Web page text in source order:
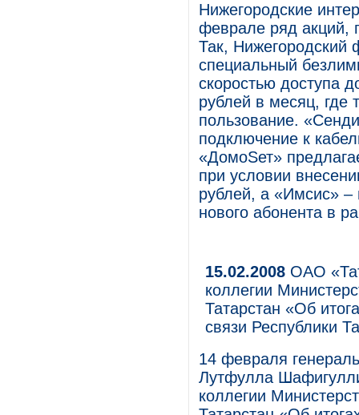
Нижегородские
феврале ряд акций,
Так,
специальный
скоростью доступа
рублей в месяц, где
пользование.
подключение к
«ДомоSет»
при условии
рублей, а «Имсис» –
нового абонента в
15.02.2008 ОАО
коллегии
Татарстан «Об
связи Республики
14 февраля
Лутфулла
коллегии